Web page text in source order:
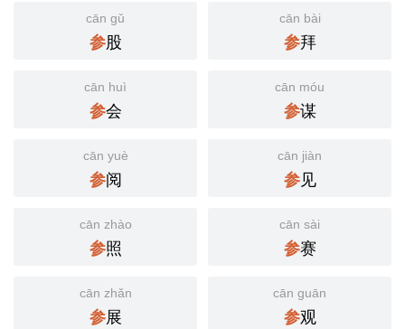
cān gǔ
参股
cān bài
参拜
cān huì
参会
cān móu
参谋
cān yuè
参阅
cān jiàn
参见
cān zhào
参照
cān sài
参赛
cān zhǎn
参展
cān guān
参观